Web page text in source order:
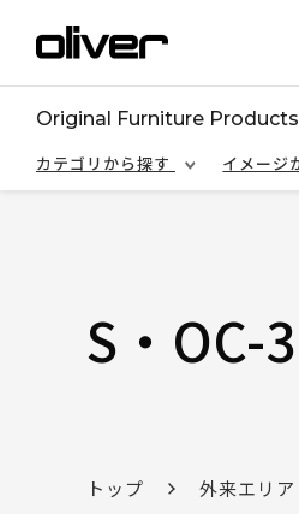
Original Furniture Products
カテゴリから探す
イメージ
S・OC-
トップ 外来エリア